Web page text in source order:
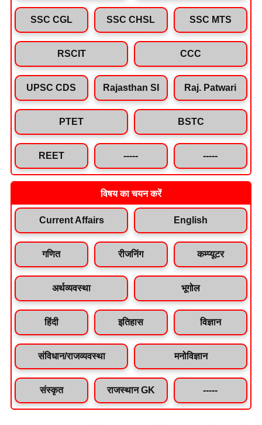
SSC CGL SSC CHSL SSC MTS
RSCIT CCC
UPSC CDS Rajasthan SI Raj. Patwari
PTET BSTC
REET ----- -----
विषय का चयन करें
Current Affairs English
गणित रीजनिंग कम्प्यूटर
अर्थव्यवस्था भूगोल
हिंदी इतिहास विज्ञान
संविधान/राजव्यवस्था मनोविज्ञान
संस्कृत राजस्थान GK -----